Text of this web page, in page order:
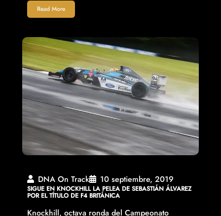
Read More
DNA On Track 10 septiembre, 2019
SIGUE EN KNOCKHILL LA PELEA DE SEBASTIÁN ÁLVAREZ
POR EL TÍTULO DE F4 BRITÁNICA
Knockhill, octava ronda del Campeonato